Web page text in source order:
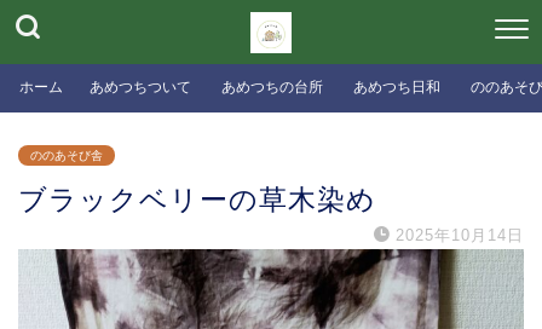
ホーム あめつちついて あめつちの台所 あめつち日和 ののあそ
ののあそび舎
ブラックベリーの草木染め
2025年10月14日